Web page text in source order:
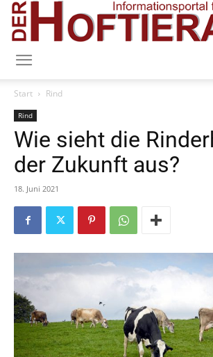
Start Rind
Rind
Wie sieht die
der Zukunft aus?
18. Juni 2021